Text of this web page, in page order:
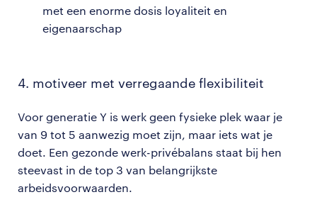
met een enorme dosis loyaliteit en
eigenaarschap
4. motiveer met verregaande flexibiliteit
Voor generatie Y is werk geen fysieke plek waar je
van 9 tot 5 aanwezig moet zijn, maar iets wat je
doet. Een gezonde werk-privébalans staat bij hen
steevast in de top 3 van belangrijkste
arbeidsvoorwaarden.